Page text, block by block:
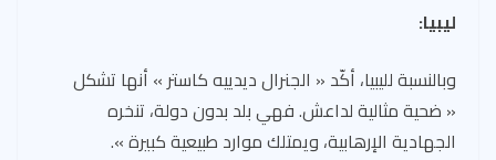
ليبيا:
وبالنسبة لليبيا، أكّد « الجنرال ديدييه كاستر » أنها تشكل
« ضحية مثالية لداعش. فهي بلد بدون دولة، تنخره
الجهادية الإرهابية، ويمتلك موارد طبيعية كبيرة ».